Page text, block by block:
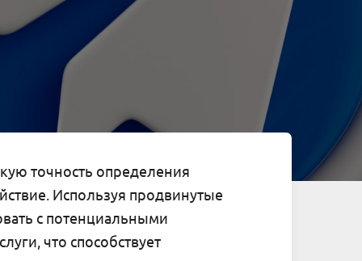
точность определения
Используя продвинутые
с потенциальными
что способствует